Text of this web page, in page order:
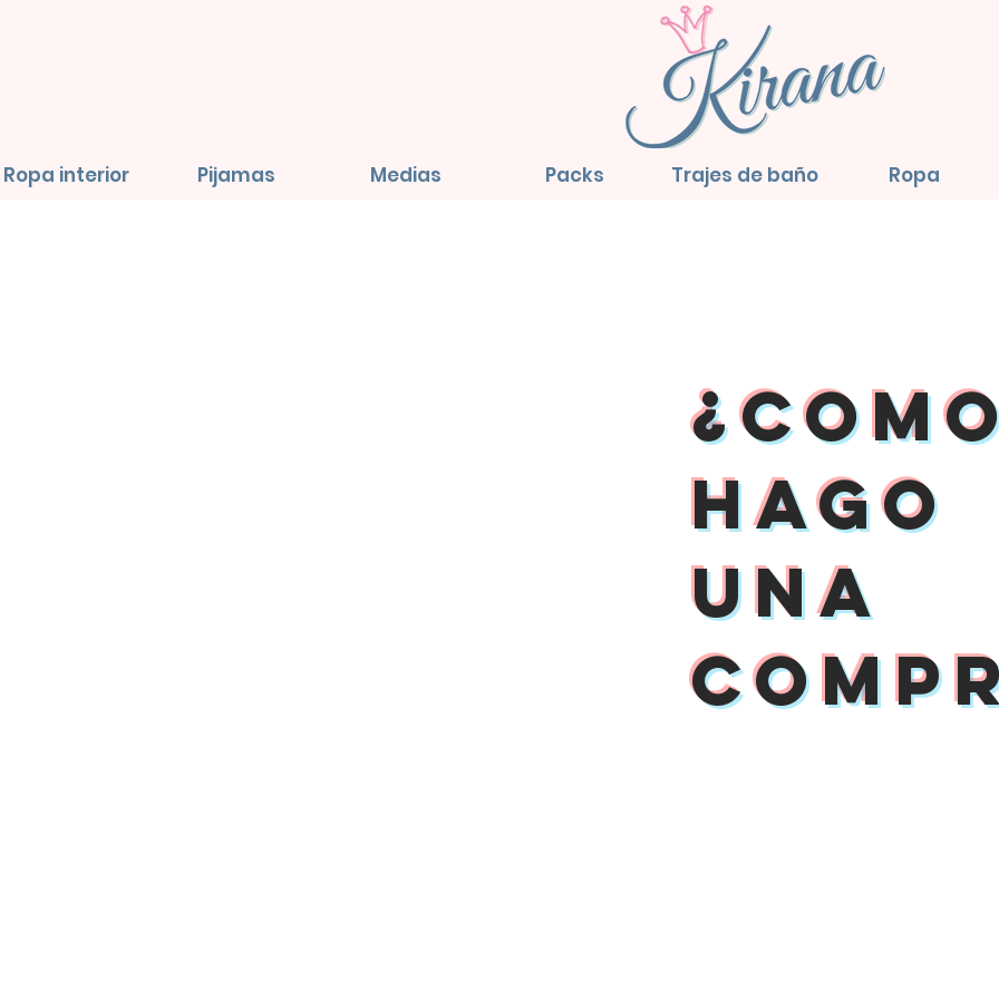
Ropa interior Pijamas Medias Packs Trajes de baño Ropa
hago
una